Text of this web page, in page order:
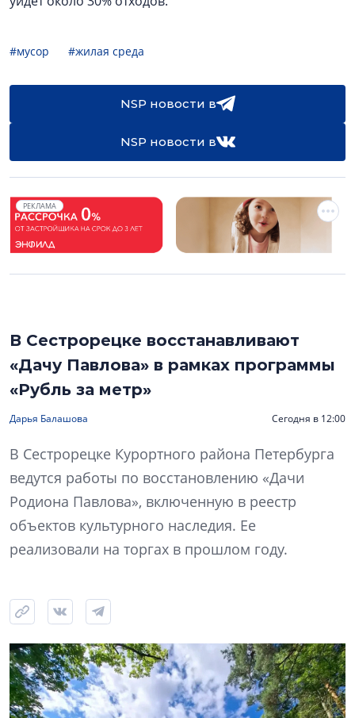
#мусор #жилая среда
NSP новости в
NSP новости в
РЕКЛАМА
В Сестрорецке восстанавливают
«Дачу Павлова» в рамках программы
«Рубль за метр»
Дарья Балашова Сегодня в 12:00
В Сестрорецке Курортного района Петербурга
ведутся работы по восстановлению «Дачи
Родиона Павлова», включенную в реестр
объектов культурного наследия. Ее
реализовали на торгах в прошлом году.